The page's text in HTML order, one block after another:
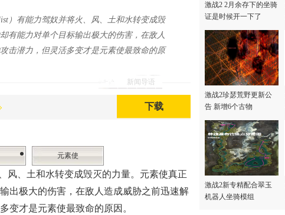
新闻导语
）有能力驾奴并将火、风、土和水转变成毁
有能力对单个目标输出极大的伤害，在敌人
击潜力，但灵活多变才是元素使最致命的原
下载
元素使
、土和水转变成毁灭的力量。元素使真正
出极大的伤害，在敌人造成威胁之前迅速解
变才是元素使最致命的原因。
激战2 2月余存下的坐骑
证是时候开一下了
激战2珍瑟荒野更新公
告 新增6个古物
激战2新专精配合翠玉
机器人坐骑模组